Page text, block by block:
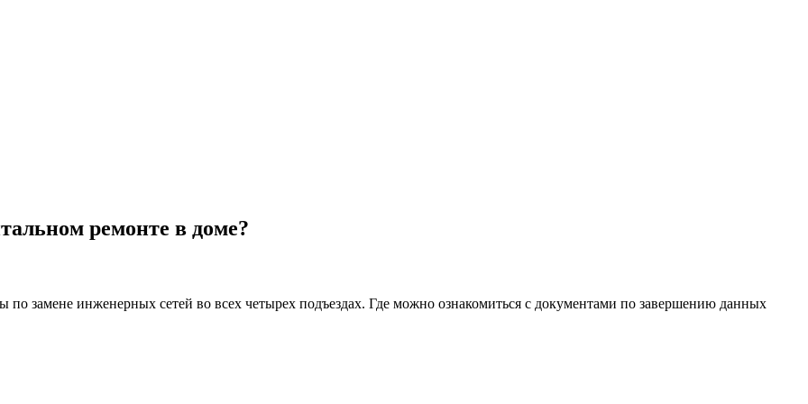
ремонте в доме?
замене инженерных сетей во всех четырех подъездах. Где можно ознакомиться с документами по завершению данных